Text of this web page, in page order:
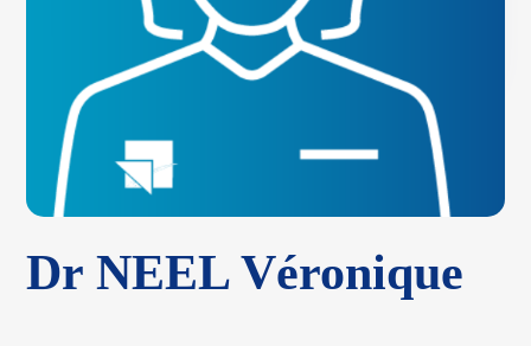
Dr NEEL Véronique